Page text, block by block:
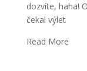
dozvíte, haha!
čekal výlet
Read More